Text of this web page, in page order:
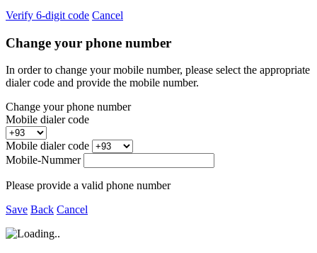
Verify 6-digit code Cancel
Change your phone number
In order to change your mobile number, please select the appropriate
dialer code and provide the mobile number.
Change your phone number
Mobile dialer code
Mobile dialer code
Mobile-Nummer
Please provide a valid phone number
Save Back Cancel